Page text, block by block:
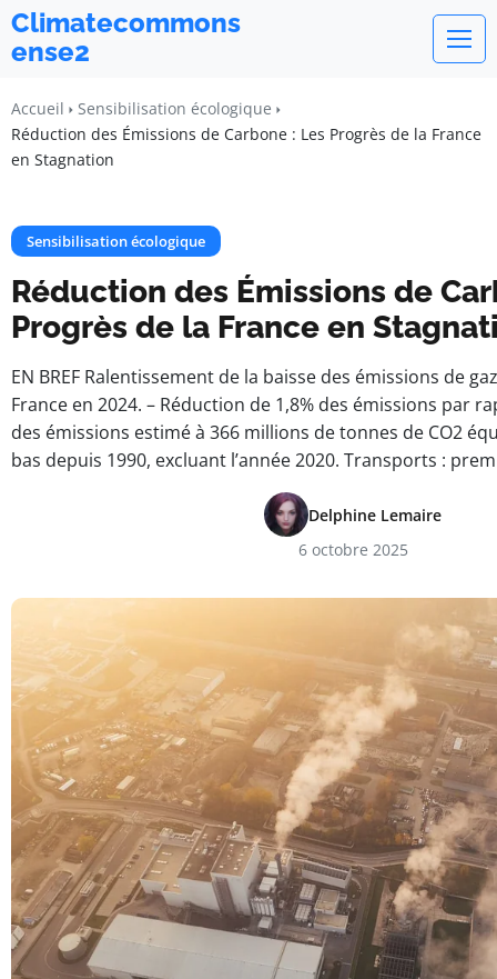
Climatecommons
ense2
Accueil
Sensibilisation écologique
Réduction des Émissions de Carbone : Les Progrès de la France
en Stagnation
Sensibilisation écologique
Réduction des Émissions de
Progrès de la France en
EN BREF Ralentissement de la baisse des émissions de
France en 2024. – Réduction de 1,8% des émissions par
des émissions estimé à 366 millions de tonnes de CO2
bas depuis 1990, excluant l’année 2020. Transports :
Delphine Lemaire
6 octobre 2025